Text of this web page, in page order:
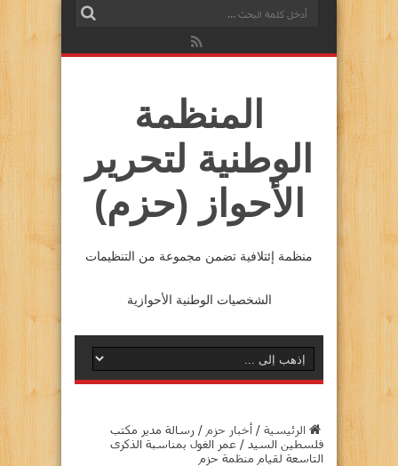
المنظمة
الوطنية لتحرير
الأحواز (حزم)
منظمة إئتلافية تضمن مجموعة من التنظيمات
الشخصيات الوطنية الأحوازية
الرئيسية / أخبار حزم / رسالة مدير مكتب
فلسطين السيد / عمر الغول بمناسبة الذكرى
التاسعة لقيام منظمة حزم ‎